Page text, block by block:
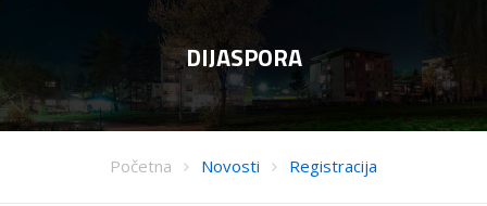
DIJASPORA
Početna Novosti Registracija